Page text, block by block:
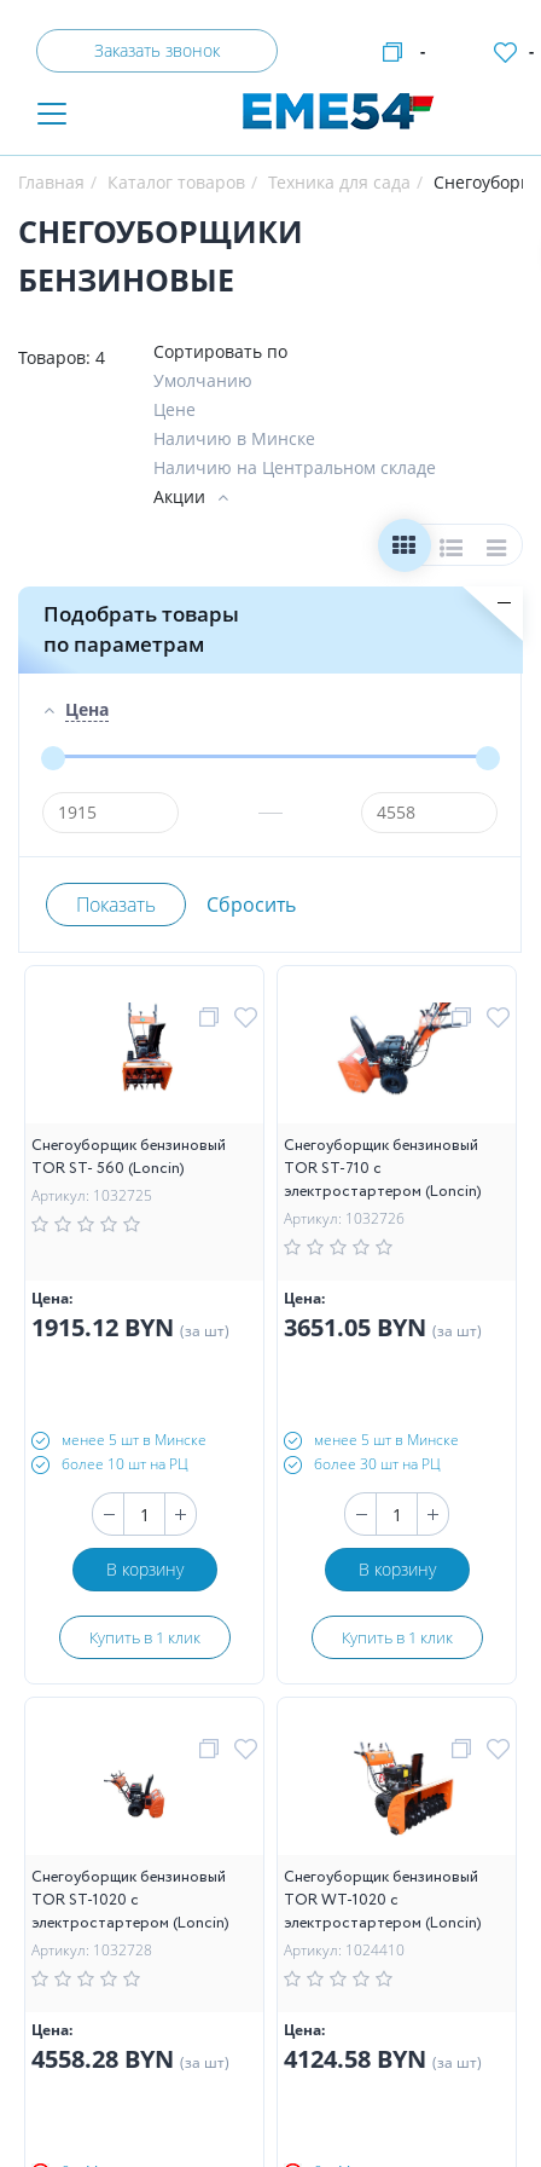
Заказать звонок - -
Главная Каталог товаров Техника для сада
СНЕГОУБОРЩИКИ
БЕНЗИНОВЫЕ
Товаров: 4
Сортировать по
Умолчанию
Цене
Наличию в Минске
Наличию на Центральном складе
Акции
Подобрать товары
по параметрам
Цена
Снегоуборщик бензиновый
TOR ST- 560 (Loncin)
Артикул: 1032725
Цена:
1915.12 BYN (за шт)
менее 5 шт в Минске
более 10 шт на РЦ
В корзину
Купить в 1 клик
Снегоуборщик бензиновый
TOR ST-710 с
электростартером (Loncin)
Артикул: 1032726
Цена:
3651.05 BYN (за шт)
менее 5 шт в Минске
более 30 шт на РЦ
В корзину
Купить в 1 клик
Снегоуборщик бензиновый
TOR ST-1020 с
электростартером (Loncin)
Артикул: 1032728
Цена:
4558.28 BYN (за шт)
Снегоуборщик бензиновый
TOR WT-1020 с
электростартером (Loncin)
Артикул: 1024410
Цена:
4124.58 BYN (за шт)